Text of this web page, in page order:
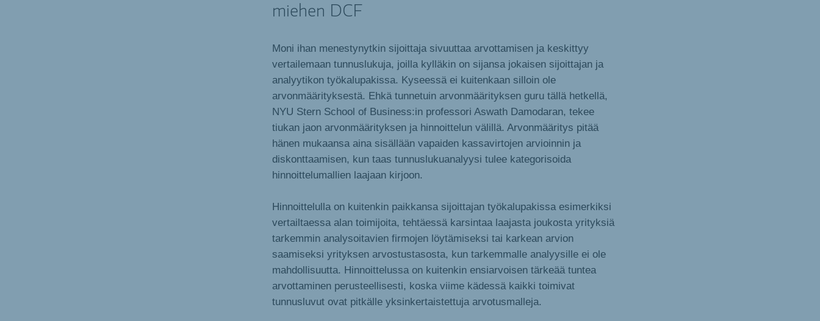
miehen DCF
Moni ihan menestynytkin sijoittaja sivuuttaa arvottamisen ja keskittyy
vertailemaan tunnuslukuja, joilla kylläkin on sijansa jokaisen sijoittajan ja
analyytikon työkalupakissa. Kyseessä ei kuitenkaan silloin ole
arvonmäärityksestä. Ehkä tunnetuin arvonmäärityksen guru tällä hetkellä,
NYU Stern School of Business:in professori Aswath Damodaran, tekee
tiukan jaon arvonmäärityksen ja hinnoittelun välillä. Arvonmääritys pitää
hänen mukaansa aina sisällään vapaiden kassavirtojen arvioinnin ja
diskonttaamisen, kun taas tunnuslukuanalyysi tulee kategorisoida
hinnoittelumallien laajaan kirjoon.
Hinnoittelulla on kuitenkin paikkansa sijoittajan työkalupakissa esimerkiksi
vertailtaessa alan toimijoita, tehtäessä karsintaa laajasta joukosta yrityksiä
tarkemmin analysoitavien firmojen löytämiseksi tai karkean arvion
saamiseksi yrityksen arvostustasosta, kun tarkemmalle analyysille ei ole
mahdollisuutta. Hinnoittelussa on kuitenkin ensiarvoisen tärkeää tuntea
arvottaminen perusteellisesti, koska viime kädessä kaikki toimivat
tunnusluvut ovat pitkälle yksinkertaistettuja arvotusmalleja.